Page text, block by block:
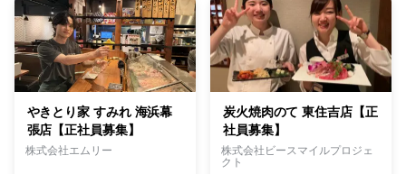
やきとり家 すみれ 海浜幕
張店【正社員募集】
株式会社エムリー
炭火焼肉のて 東住吉店【正
社員募集】
株式会社ビースマイルプロジェ
クト